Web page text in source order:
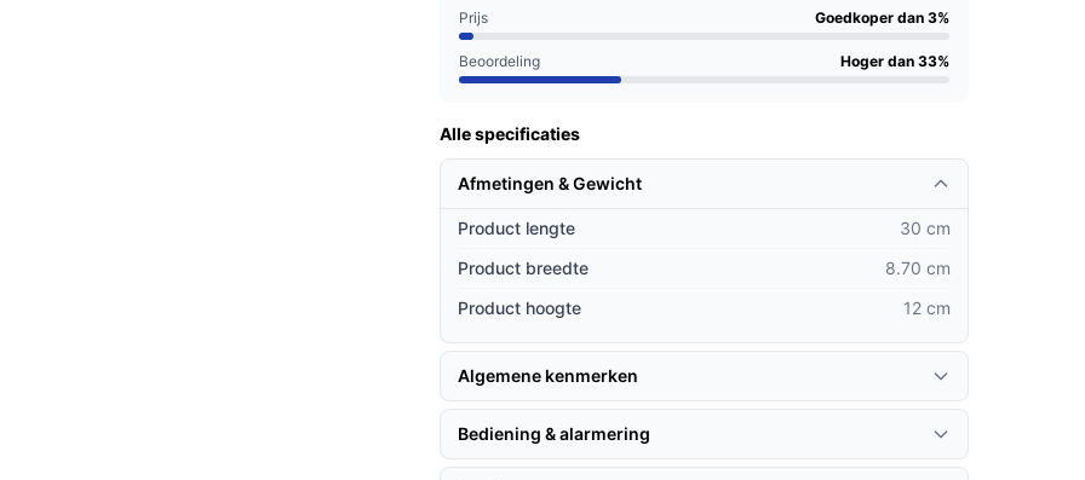
Prijs
Goedkoper dan 3%
Beoordeling Hoger dan 33%
Alle specificaties
Afmetingen & Gewicht
Product lengte
30 cm
Product breedte
8.70 cm
Product hoogte
12 cm
Algemene kenmerken
Bediening & alarmering